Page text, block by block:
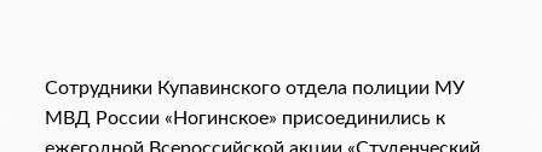
Сотрудники Купавинского отдела полиции МУ
МВД России «Ногинское» присоединились к